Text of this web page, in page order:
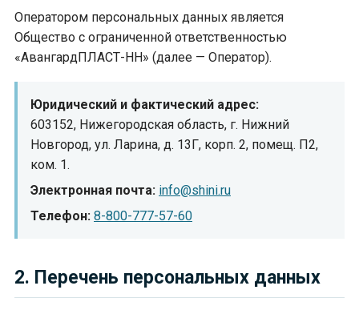
Оператором персональных данных является
Общество с ограниченной ответственностью
«АвангардПЛАСТ-НН» (далее — Оператор).
Юридический и фактический адрес:
603152, Нижегородская область, г. Нижний
Новгород, ул. Ларина, д. 13Г, корп. 2, помещ. П2,
ком. 1.
Электронная почта: info@shini.ru
Телефон: 8-800-777-57-60
2. Перечень персональных данных